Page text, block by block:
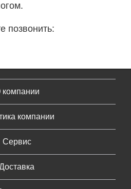
позвонить:
компании
Сервис